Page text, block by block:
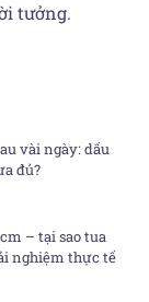
tưởng.
vài ngày: dấu
đủ?
– tại sao tua
nghiệm thực tế